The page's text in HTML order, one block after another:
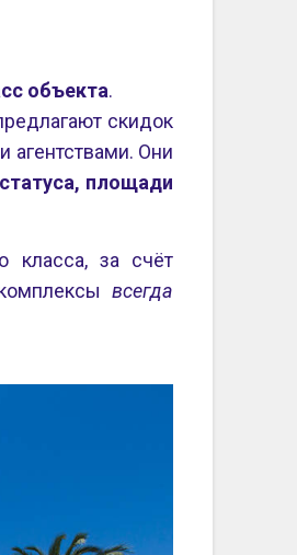
объекта.
скидок
агентствами. Они
площади
класса, за счёт
всегда